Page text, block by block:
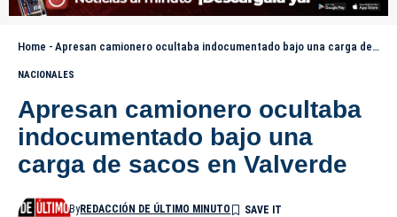
Home - Apresan camionero ocultaba indocumentado bajo una carga de sacos en Valverde
NACIONALES
Apresan camionero ocultaba
indocumentado bajo una
carga de sacos en Valverde
ByREDACCIÓN DE ÚLTIMO MINUTO